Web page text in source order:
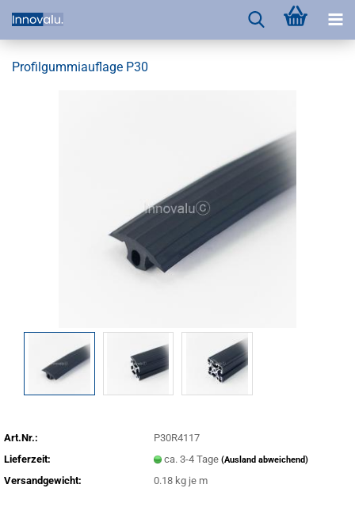
Profilgummiauflage P30
Art.Nr.:
P30R4117
Lieferzeit:
ca. 3-4 Tage(Ausland abweichend)
Versandgewicht: 0.18 kg je m